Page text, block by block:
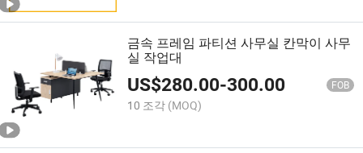
금속 프레임 파티션 사무실 칸막이 사무
실 작업대
US$280.00-300.00 FOB
10 조각 (MOQ)